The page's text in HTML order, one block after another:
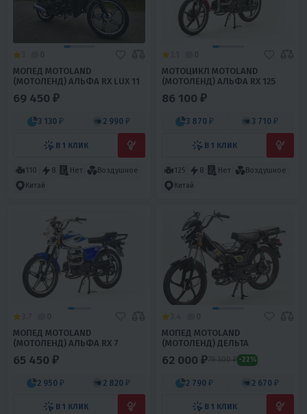
МОПЕД MOTOLAND
(МОТОЛЕНД) АЛЬФА RX LUX 11
69 450 ₽
3 130 ₽ 2 990 ₽
В 1 КЛИК
110 8 Нет
Воздушное
Китай
МОТОЦИКЛ MOTOLAND
(МОТОЛЕНД) АЛЬФА RX 125
86 100 ₽
3 870 ₽ 3 710 ₽
В 1 КЛИК
125 8 Нет
Воздушное
Китай
МОПЕД MOTOLAND
(МОТОЛЕНД) АЛЬФА RX 7
65 450 ₽
2 950 ₽ 2 820 ₽
В 1 КЛИК
МОПЕД MOTOLAND
(МОТОЛЕНД) ДЕЛЬТА
62 000 ₽79 500 ₽ -22%
2 790 ₽ 2 670 ₽
В 1 КЛИК